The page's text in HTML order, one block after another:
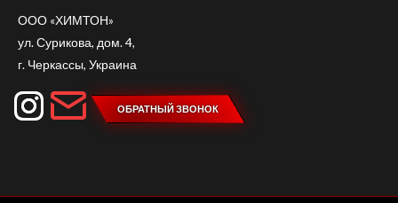
ООО «ХИМТОН»
ул. Сурикова, дом. 4,
г. Черкассы, Украина
ОБРАТНЫЙ ЗВОНОК